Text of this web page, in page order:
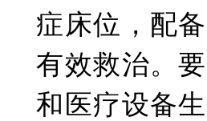
症床位，配
有效救治。
和医疗设备